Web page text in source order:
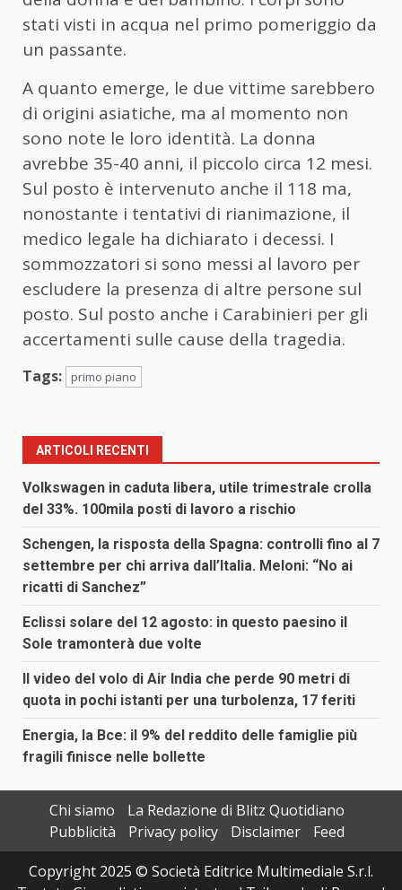
stati visti in acqua nel primo pomeriggio da
un passante.
A quanto emerge, le due vittime sarebbero
di origini asiatiche, ma al momento non
sono note le loro identità. La donna
avrebbe 35-40 anni, il piccolo circa 12 mesi.
Sul posto è intervenuto anche il 118 ma,
nonostante i tentativi di rianimazione, il
medico legale ha dichiarato i decessi. I
sommozzatori si sono messi al lavoro per
escludere la presenza di altre persone sul
posto. Sul posto anche i Carabinieri per gli
accertamenti sulle cause della tragedia.
Tags: primo piano
ARTICOLI RECENTI
Volkswagen in caduta libera, utile trimestrale crolla
del 33%. 100mila posti di lavoro a rischio
Schengen, la risposta della Spagna: controlli fino al 7
settembre per chi arriva dall’Italia. Meloni: “No ai
ricatti di Sanchez”
Eclissi solare del 12 agosto: in questo paesino il
Sole tramonterà due volte
Il video del volo di Air India che perde 90 metri di
quota in pochi istanti per una turbolenza, 17 feriti
Energia, la Bce: il 9% del reddito delle famiglie più
fragili finisce nelle bollette
Chi siamo
La Redazione di Blitz Quotidiano
Pubblicità
Privacy policy Disclaimer
Feed
Copyright 2025 © Società Editrice Multimediale S.r.l.